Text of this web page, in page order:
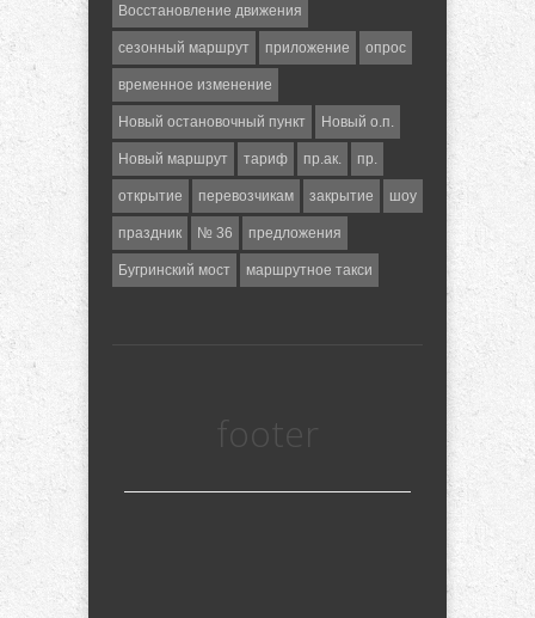
Восстановление движения
сезонный маршрут приложение опрос
временное изменение
Новый остановочный пункт Новый о.п.
Новый маршрут тариф пр.ак. пр.
открытие перевозчикам закрытие шоу
праздник № 36 предложения
Бугринский мост маршрутное такси
footer